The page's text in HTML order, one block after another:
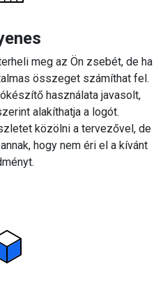
meg az Ön zsebét, de ha
összeget számíthat fel.
használata javasolt,
alakíthatja a logót.
közölni a tervezővel, de
hogy nem éri el a kívánt